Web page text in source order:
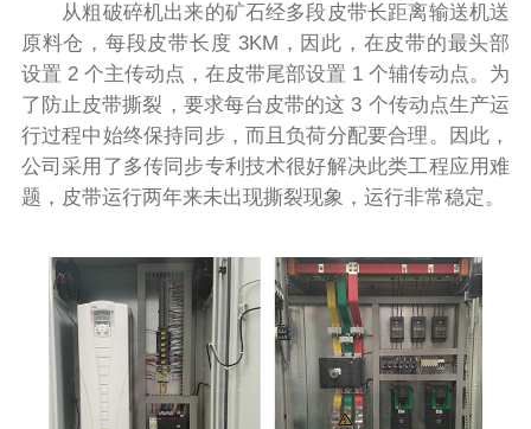
从粗破碎机出来的矿石经多段皮带长距离输送机送
原料仓，每段皮带长度 3KM，因此，在皮带的最头部
设置 2 个主传动点，在皮带尾部设置 1 个辅传动点。为
了防止皮带撕裂，要求每台皮带的这 3 个传动点生产运
行过程中始终保持同步，而且负荷分配要合理。因此，
公司采用了多传同步专利技术很好解决此类工程应用难
题，皮带运行两年来未出现撕裂现象，运行非常稳定。